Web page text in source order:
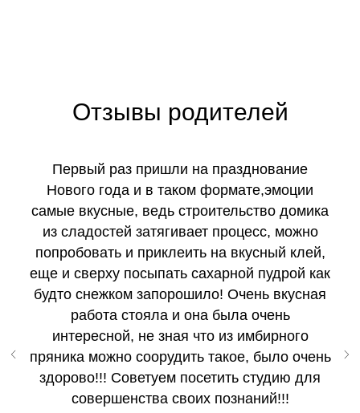
Отзывы родителей
Первый раз пришли на празднование
Нового года и в таком формате,эмоции
самые вкусные, ведь строительство домика
из сладостей затягивает процесс, можно
попробовать и приклеить на вкусный клей,
еще и сверху посыпать сахарной пудрой как
будто снежком запорошило! Очень вкусная
работа стояла и она была очень
интересной, не зная что из имбирного
пряника можно соорудить такое, было очень
здорово!!! Советуем посетить студию для
совершенства своих познаний!!!